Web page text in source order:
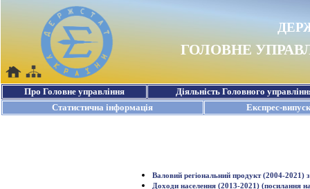
Валовий регіональний продукт (2004-2021)
Доходи населення (2013-2021) (посилання